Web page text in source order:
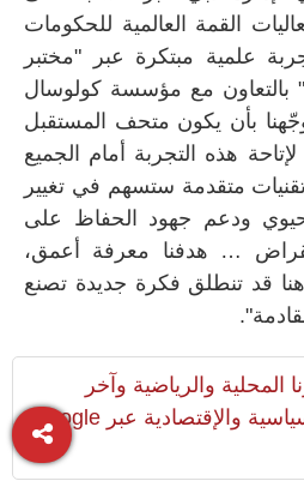
القمة العالمية للحكومات
تجربة علمية مبتكرة عبر "مختبر
بالتعاون مع مؤسسة كولوسال
بأن يكون متحف المستقبل
لإتاحة هذه التجربة أمام الجميع
متقدمة ستسهم في تغيير
الحيوي ودعم جهود الحفاظ على
… هدفنا معرفة أعمق،
قد تنطلق فكرة جديدة تصنع
المحلية والرياضية وآخر
المستجدات السياسية والإقتصادية عبر Google